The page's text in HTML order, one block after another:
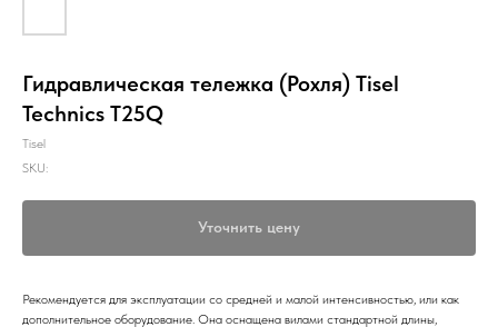
Гидравлическая тележка (Рохля) Tisel
Technics T25Q
Tisel
SKU:
Уточнить цену
Рекомендуется для эксплуатации со средней и малой интенсивностью, или как
дополнительное оборудование. Она оснащена вилами стандартной длины,